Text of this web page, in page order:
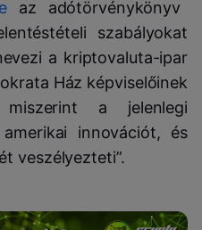
az adótörvénykönyv
szabályokat
a kriptovaluta-ipar
Ház képviselőinek
miszerint a jelenlegi
innovációt, és
veszélyezteti”.